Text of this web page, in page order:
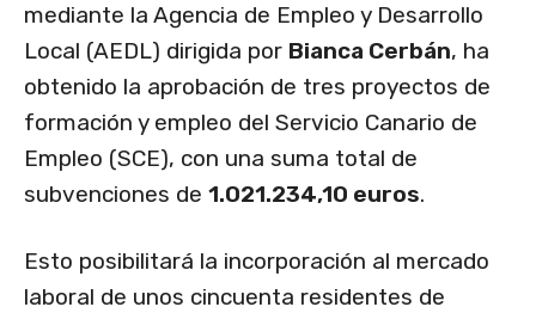
mediante la Agencia de Empleo y Desarrollo
Local (AEDL) dirigida por Bianca Cerbán, ha
obtenido la aprobación de tres proyectos de
formación y empleo del Servicio Canario de
Empleo (SCE), con una suma total de
subvenciones de 1.021.234,10 euros.
Esto posibilitará la incorporación al mercado
laboral de unos cincuenta residentes de